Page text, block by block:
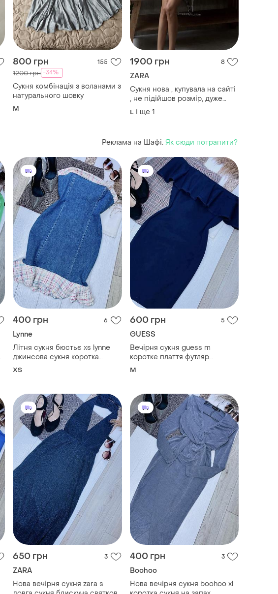
800 грн 155
1200 грн -34%
Сукня комбінація з воланами з
натурального шовку
M
1900 грн 8
ZARA
Сукня нова , купувала на сайті
, не підійшов розмір, дуже
гарна 😍
L і ще 1
Реклама на Шафі. Як сюди потрапити?
400 грн 6
Lynne
Літня сукня бюстьє xs lynne
джинсова сукня коротка
плаття футляр з твідовими
ХS
600 грн 5
GUESS
Вечірня сукня guess m
коротке плаття футляр
святкова сукня з воланом
M
650 грн 3
ZARA
Нова вечірня сукня zara s
400 грн 3
Boohoo
Нова вечірня сукня boohoo xl